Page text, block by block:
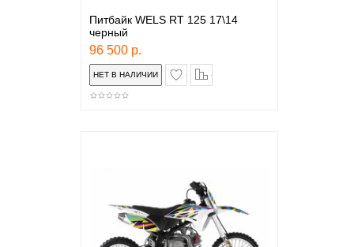
Питбайк WELS RT 125 17\14
черный
96 500 р.
в закладки